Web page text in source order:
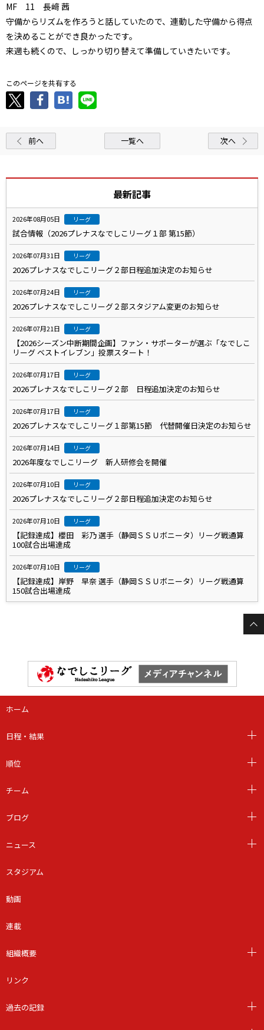
MF 11 長﨑 茜
守備からリズムを作ろうと話していたので、連動した守備から得点
を決めることができ良かったです。
来週も続くので、しっかり切り替えて準備していきたいです。
このページを共有する
前へ 一覧へ 次へ
最新記事
2026年08月05日 リーグ
試合情報（2026プレナスなでしこリーグ１部 第15節）
2026年07月31日 リーグ
2026プレナスなでしこリーグ２部日程追加決定のお知らせ
2026年07月24日 リーグ
2026プレナスなでしこリーグ２部スタジアム変更のお知らせ
2026年07月21日 リーグ
【2026シーズン中断期間企画】ファン・サポーターが選ぶ「なでしこ
リーグ ベストイレブン」投票スタート！
2026年07月17日 リーグ
2026プレナスなでしこリーグ２部 日程追加決定のお知らせ
2026年07月17日 リーグ
2026プレナスなでしこリーグ１部第15節 代替開催日決定のお知らせ
2026年07月14日 リーグ
2026年度なでしこリーグ 新人研修会を開催
2026年07月10日 リーグ
2026プレナスなでしこリーグ２部日程追加決定のお知らせ
2026年07月10日 リーグ
【記録達成】櫻田 彩乃 選手（静岡ＳＳＵボニータ）リーグ戦通算
100試合出場達成
2026年07月10日 リーグ
【記録達成】岸野 早奈 選手（静岡ＳＳＵボニータ）リーグ戦通算
150試合出場達成
ホーム
日程・結果
順位
チーム
ブログ
ニュース
スタジアム
動画
連載
組織概要
リンク
過去の記録